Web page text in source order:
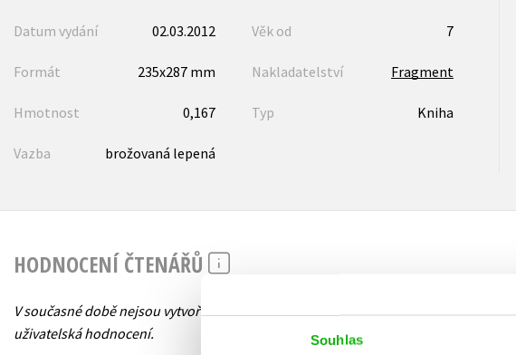
Souhlas
Datum vydání 02.03.2012 Věk od 7
Formát 235x287 mm Nakladatelství Fragment
Hmotnost 0,167 Typ Kniha
Vazba brožovaná lepená
HODNOCENÍ ČTENÁŘŮ
V současné době nejsou vytvořena žádná
uživatelská hodnocení.
Uživatelskou